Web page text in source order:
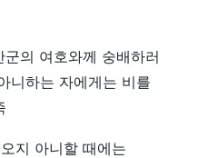
의 여호와께 숭배하러
니하는 자에게는 비를
지 아니할 때에는